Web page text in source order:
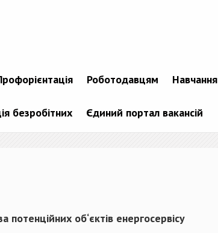
Роботодавцям Навчання
безробітних Єдиний портал вакансій
об‘єктів енергосервісу